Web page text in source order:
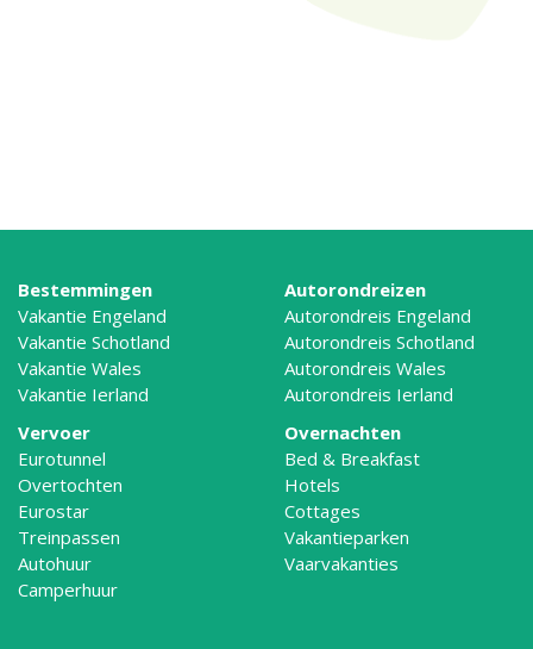
Bestemmingen
Vakantie Engeland
Vakantie Schotland
Vakantie Wales
Vakantie Ierland
Autorondreizen
Autorondreis Engeland
Autorondreis Schotland
Autorondreis Wales
Autorondreis Ierland
Vervoer
Eurotunnel
Overtochten
Eurostar
Treinpassen
Autohuur
Camperhuur
Overnachten
Bed & Breakfast
Hotels
Cottages
Vakantieparken
Vaarvakanties